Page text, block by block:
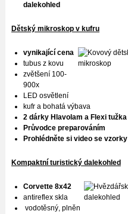
dalekohled
Dětský mikroskop v kufru
vynikající cena
tubus z kovu
zvětšení 100-
900x
LED osvětlení
kufr a bohatá výbava
2 dárky Hlavolam a Flexi tužka
Průvodce preparováním
Prohlédněte si video se vzorky
Kompaktní turistický dalekohled
Corvette 8x42
antireflex skla
vodotěsný, plněn